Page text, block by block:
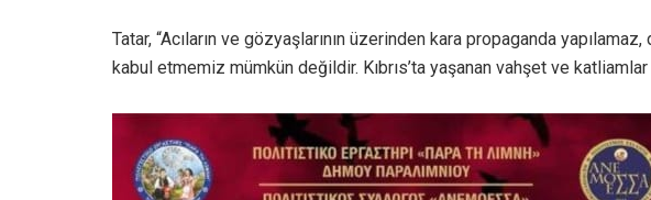
Tatar, “Acıların ve gözyaşlarının üzerinden kara propaganda
kabul etmemiz mümkün değildir. Kıbrıs’ta yaşanan vahşet ve